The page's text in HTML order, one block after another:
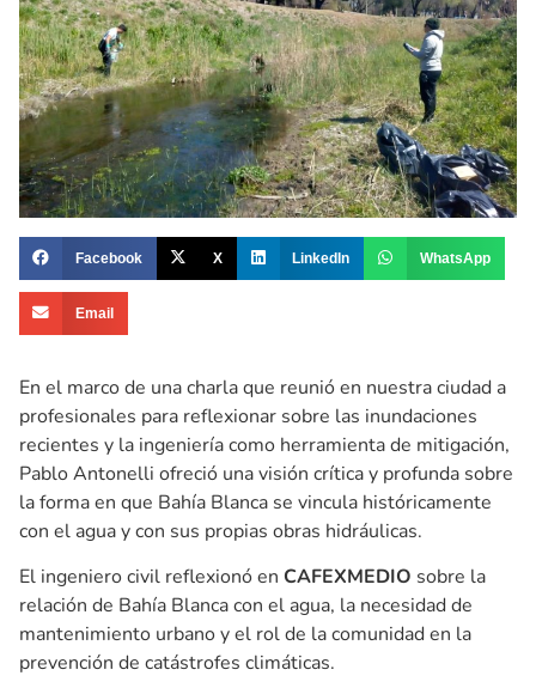
Facebook X LinkedIn WhatsApp
Email
En el marco de una charla que reunió en nuestra ciudad a
profesionales para reflexionar sobre las inundaciones
recientes y la ingeniería como herramienta de mitigación,
Pablo Antonelli ofreció una visión crítica y profunda sobre
la forma en que Bahía Blanca se vincula históricamente
con el agua y con sus propias obras hidráulicas.
El ingeniero civil reflexionó en CAFEXMEDIO sobre la
relación de Bahía Blanca con el agua, la necesidad de
mantenimiento urbano y el rol de la comunidad en la
prevención de catástrofes climáticas.